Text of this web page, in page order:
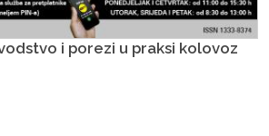
i porezi u praksi kolovoz